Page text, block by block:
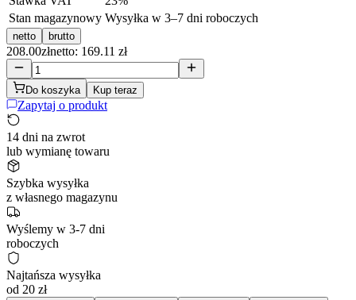
Stan magazynowy Wysyłka w 3–7 dni roboczych
netto brutto
208.00złnetto: 169.11 zł
Do koszyka Kup teraz
Zapytaj o produkt
14 dni na zwrot
lub wymianę towaru
Szybka wysyłka
z własnego magazynu
Wyślemy w 3-7 dni
roboczych
Najtańsza wysyłka
od 20 zł